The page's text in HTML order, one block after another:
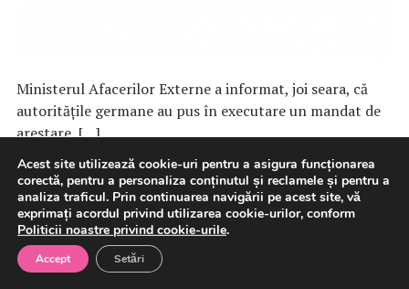
Ministerul Afacerilor Externe a informat, joi seara, că
autorităţile germane au pus în executare un mandat de
arestare, […]
6 august 2026 Politica
Transgaz și Argent LNG
Acest site utilizează cookie-uri pentru a asigura funcționarea
corectă, pentru a personaliza conținutul și reclamele și pentru a
analiza traficul. Prin continuarea navigării pe acest site, vă
exprimați acordul privind utilizarea cookie-urilor, conform
Politicii noastre privind cookie-urile.
Accept Setări